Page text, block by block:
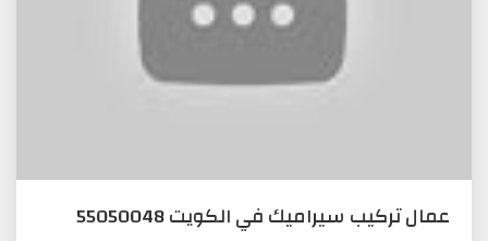
عمال تركيب سيراميك في الكويت 55050048